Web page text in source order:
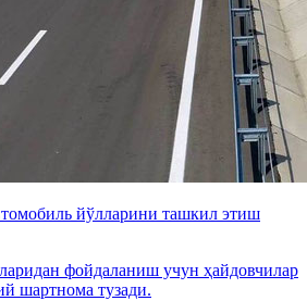
йўлларини ташкил этиш
фойдаланиш учун ҳайдовчилар
шартнома тузади.